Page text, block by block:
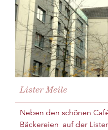
Lister Meile
Neben den schönen
Bäckereien auf der